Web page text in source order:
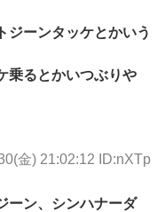
ジーンタッケとかいう
乗るとかいつぶりや
金) 21:02:12 ID:nXTp
ーン、シンハナーダ